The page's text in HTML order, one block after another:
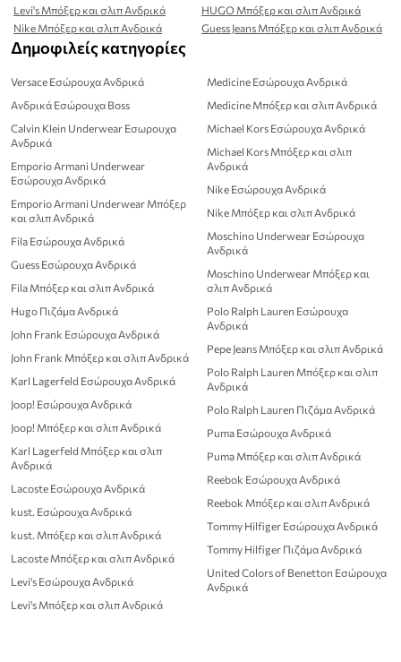
Levi's Μπόξερ και σλιπ Ανδρικά
HUGO Μπόξερ και σλιπ Ανδρικά
Nike Μπόξερ και σλιπ Ανδρικά
Guess Jeans Μπόξερ και σλιπ Ανδρικά
Δημοφιλείς κατηγορίες
Versace Εσώρουχα Ανδρικά
Ανδρικά Εσώρουχα Boss
Calvin Klein Underwear Εσωρουχα
Ανδρικά
Emporio Armani Underwear
Εσώρουχα Ανδρικά
Emporio Armani Underwear Μπόξερ
και σλιπ Ανδρικά
Fila Εσώρουχα Ανδρικά
Guess Εσώρουχα Ανδρικά
Fila Μπόξερ και σλιπ Ανδρικά
Hugo Πιζάμα Ανδρικά
John Frank Εσώρουχα Ανδρικά
John Frank Μπόξερ και σλιπ Ανδρικά
Karl Lagerfeld Εσώρουχα Ανδρικά
Joop! Εσώρουχα Ανδρικά
Joop! Μπόξερ και σλιπ Ανδρικά
Karl Lagerfeld Μπόξερ και σλιπ
Ανδρικά
Lacoste Εσώρουχα Ανδρικά
kust. Εσώρουχα Ανδρικά
kust. Μπόξερ και σλιπ Ανδρικά
Lacoste Μπόξερ και σλιπ Ανδρικά
Levi's Εσώρουχα Ανδρικά
Levi's Μπόξερ και σλιπ Ανδρικά
Medicine Εσώρουχα Ανδρικά
Medicine Μπόξερ και σλιπ Ανδρικά
Michael Kors Εσώρουχα Ανδρικά
Michael Kors Μπόξερ και σλιπ
Ανδρικά
Nike Εσώρουχα Ανδρικά
Nike Μπόξερ και σλιπ Ανδρικά
Moschino Underwear Εσώρουχα
Ανδρικά
Moschino Underwear Μπόξερ και
σλιπ Ανδρικά
Polo Ralph Lauren Εσώρουχα
Ανδρικά
Pepe Jeans Μπόξερ και σλιπ Ανδρικά
Polo Ralph Lauren Μπόξερ και σλιπ
Ανδρικά
Polo Ralph Lauren Πιζάμα Ανδρικά
Puma Εσώρουχα Ανδρικά
Puma Μπόξερ και σλιπ Ανδρικά
Reebok Εσώρουχα Ανδρικά
Reebok Μπόξερ και σλιπ Ανδρικά
Tommy Hilfiger Εσώρουχα Ανδρικά
Tommy Hilfiger Πιζάμα Ανδρικά
United Colors of Benetton Εσώρουχα
Ανδρικά